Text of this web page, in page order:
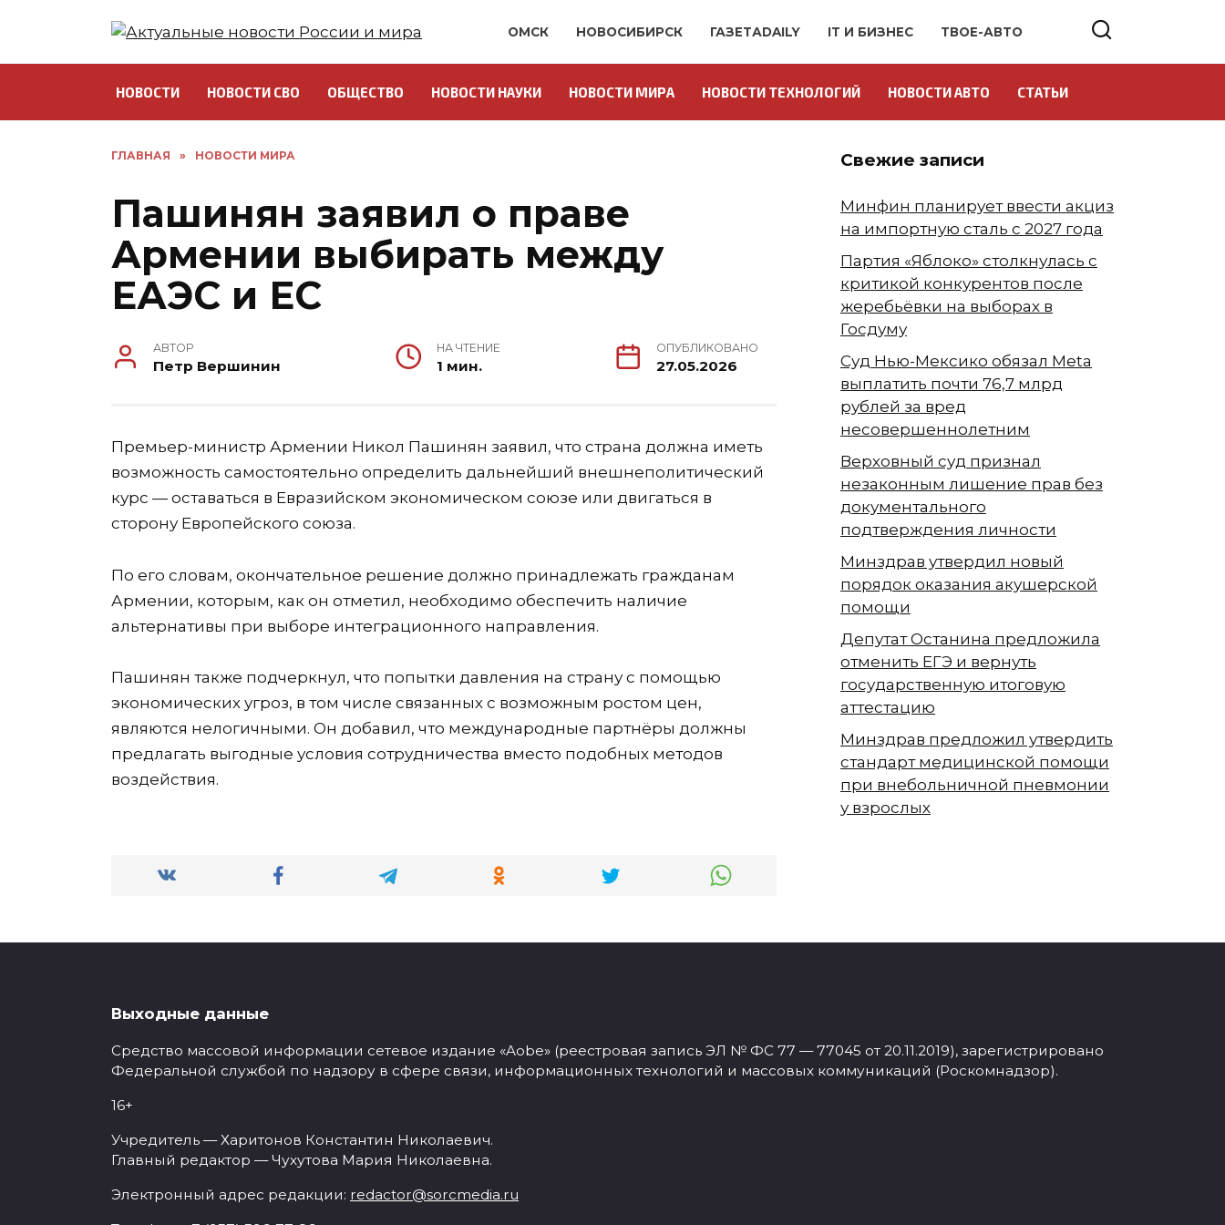
ОМСК НОВОСИБИРСК ГАЗЕТАDAILY IT И БИЗНЕС ТВОЕ-АВТО
НОВОСТИ НОВОСТИ СВО ОБЩЕСТВО НОВОСТИ НАУКИ НОВОСТИ МИРА НОВОСТИ ТЕХНОЛОГИЙ НОВОСТИ АВТО СТАТЬИ
ГЛАВНАЯ » НОВОСТИ МИРА
Пашинян заявил о праве
Армении выбирать между
ЕАЭС и ЕС
АВТОР
Петр Вершинин
НА ЧТЕНИЕ
1 мин.
ОПУБЛИКОВАНО
27.05.2026
Премьер-министр Армении Никол Пашинян заявил, что страна должна иметь
возможность самостоятельно определить дальнейший внешнеполитический
курс — оставаться в Евразийском экономическом союзе или двигаться в
сторону Европейского союза.
По его словам, окончательное решение должно принадлежать гражданам
Армении, которым, как он отметил, необходимо обеспечить наличие
альтернативы при выборе интеграционного направления.
Пашинян также подчеркнул, что попытки давления на страну с помощью
экономических угроз, в том числе связанных с возможным ростом цен,
являются нелогичными. Он добавил, что международные партнёры должны
предлагать выгодные условия сотрудничества вместо подобных методов
воздействия.
Свежие записи
Минфин планирует ввести акциз
на импортную сталь с 2027 года
Партия «Яблоко» столкнулась с
критикой конкурентов после
жеребьёвки на выборах в
Госдуму
Суд Нью-Мексико обязал Meta
выплатить почти 76,7 млрд
рублей за вред
несовершеннолетним
Верховный суд признал
незаконным лишение прав без
документального
подтверждения личности
Минздрав утвердил новый
порядок оказания акушерской
помощи
Депутат Останина предложила
отменить ЕГЭ и вернуть
государственную итоговую
аттестацию
Минздрав предложил утвердить
стандарт медицинской помощи
при внебольничной пневмонии
у взрослых
Выходные данные
Средство массовой информации сетевое издание «Aobe» (реестровая запись ЭЛ № ФС 77 — 77045 от 20.11.2019), зарегистрировано
Федеральной службой по надзору в сфере связи, информационных технологий и массовых коммуникаций (Роскомнадзор).
16+
Учредитель — Харитонов Константин Николаевич.
Главный редактор — Чухутова Мария Николаевна.
Электронный адрес редакции: redactor@sorcmedia.ru